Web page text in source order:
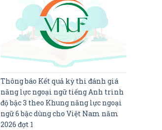
Thông báo Kết quả kỳ thi đánh giá
năng lực ngoại ngữ tiếng Anh trình
độ bậc 3 theo Khung năng lực ngoại
ngữ 6 bậc dùng cho Việt Nam năm
2026 đợt 1